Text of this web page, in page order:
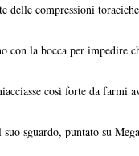
compressioni
la bocca per impedire
così forte da farmi
sguardo, puntato su